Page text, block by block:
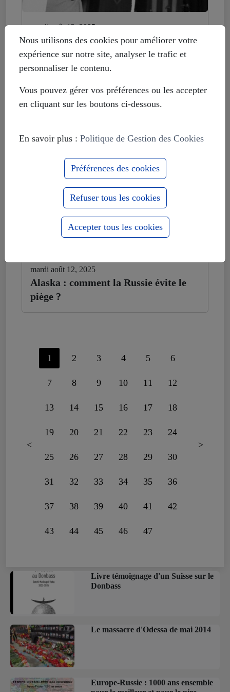
mardi août 12, 2025
Histoire déformée : les Européistes
veulent fonder leur unité sur la
russophobie
mardi août 12, 2025
Alaska : comment la Russie évite le
piège ?
<
1 2 3 4 5 6
7 8 9 10 11 12
13 14 15 16 17 18
19 20 21 22 23 24
25 26 27 28 29 30
31 32 33 34 35 36
37 38 39 40 41 42
43 44 45 46 47
>
Livre témoignage d'un Suisse sur le
Donbass
Le massacre d'Odessa de mai 2014
Europe-Russie : 1000 ans ensemble
Nous utilisons des cookies pour améliorer votre
expérience sur notre site, analyser le trafic et
personnaliser le contenu.
Vous pouvez gérer vos préférences ou les accepter
en cliquant sur les boutons ci-dessous.
En savoir plus : Politique de Gestion des Cookies
Préférences des cookies
Refuser tous les cookies
Accepter tous les cookies